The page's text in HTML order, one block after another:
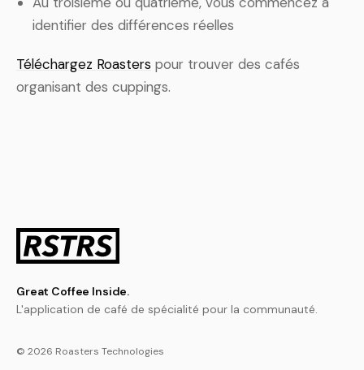
identifier des différences réelles
Téléchargez Roasters pour trouver des cafés
organisant des cuppings.
Great Coffee Inside.
L'application de café de spécialité pour la communauté.
© 2026 Roasters Technologies